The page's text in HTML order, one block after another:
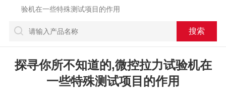
验机在一些特殊测试项目的作用
探寻你所不知道的,微控拉力试验机在
一些特殊测试项目的作用